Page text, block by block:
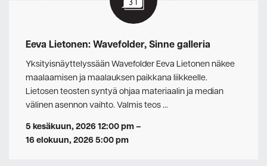
Eeva Lietonen: Wavefolder, Sinne galleria
Yksityisnäyttelyssään Wavefolder Eeva Lietonen näkee
maalaamisen ja maalauksen paikkana liikkeelle.
Lietosen teosten syntyä ohjaa materiaalin ja median
välinen asennon vaihto. Valmis teos …
5 kesäkuun, 2026 12:00 pm–
16 elokuun, 2026 5:00 pm